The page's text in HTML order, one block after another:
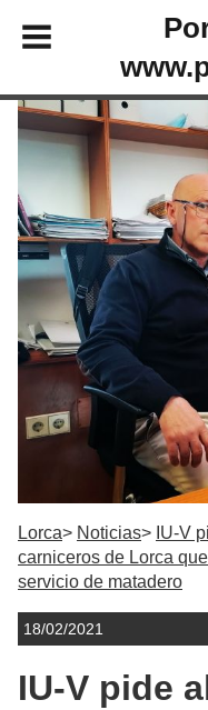
Lorca Noticias
IU-V
carniceros de Lorca
servicio de matadero
18/02/2021
IU-V pide